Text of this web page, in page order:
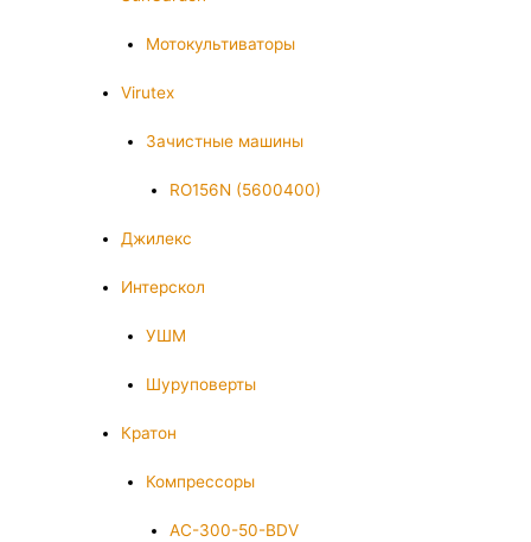
Мотокультиваторы
Virutex
Зачистные машины
RO156N (5600400)
Джилекс
Интерскол
УШМ
Шуруповерты
Кратон
Компрессоры
AC-300-50-BDV